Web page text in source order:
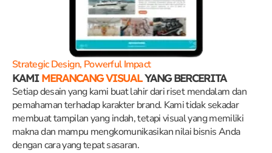
Strategic Design, Powerful Impact
KAMIMERANCANG VISUALYANG BERCERITA
Setiap desain yang kami buat lahir dari riset mendalam dan
pemahaman terhadap karakter brand. Kami tidak sekadar
membuat tampilan yang indah, tetapi visual yang memiliki
makna dan mampu mengkomunikasikan nilai bisnis Anda
dengan cara yang tepat sasaran.